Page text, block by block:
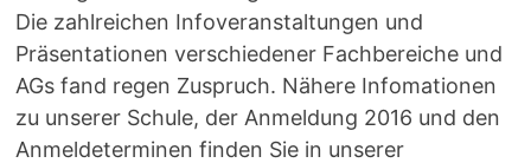
Die zahlreichen Infoveranstaltungen und
Präsentationen verschiedener Fachbereiche und
AGs fand regen Zuspruch. Nähere Infomationen
zu unserer Schule, der Anmeldung 2016 und den
Anmeldeterminen finden Sie in unserer